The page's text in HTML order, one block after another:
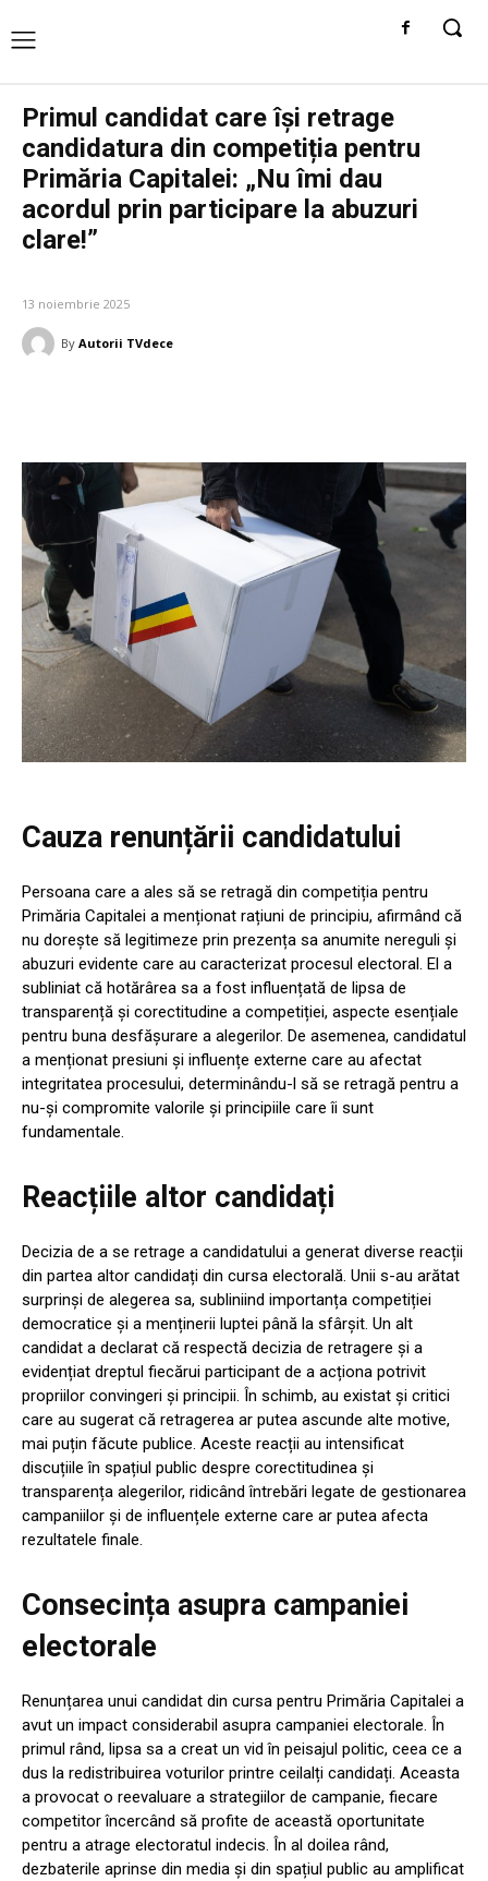
Primul candidat care își retrage
candidatura din competiția pentru
Primăria Capitalei: „Nu îmi dau
acordul prin participare la abuzuri
clare!”
13 noiembrie 2025
By Autorii TVdece
Cauza renunțării candidatului
Persoana care a ales să se retragă din competiția pentru
Primăria Capitalei a menționat rațiuni de principiu, afirmând că
nu dorește să legitimeze prin prezența sa anumite nereguli și
abuzuri evidente care au caracterizat procesul electoral. El a
subliniat că hotărârea sa a fost influențată de lipsa de
transparență și corectitudine a competiției, aspecte esențiale
pentru buna desfășurare a alegerilor. De asemenea, candidatul
a menționat presiuni și influențe externe care au afectat
integritatea procesului, determinându-l să se retragă pentru a
nu-și compromite valorile și principiile care îi sunt
fundamentale.
Reacțiile altor candidați
Decizia de a se retrage a candidatului a generat diverse reacții
din partea altor candidați din cursa electorală. Unii s-au arătat
surprinși de alegerea sa, subliniind importanța competiției
democratice și a menținerii luptei până la sfârșit. Un alt
candidat a declarat că respectă decizia de retragere și a
evidențiat dreptul fiecărui participant de a acționa potrivit
propriilor convingeri și principii. În schimb, au existat și critici
care au sugerat că retragerea ar putea ascunde alte motive,
mai puțin făcute publice. Aceste reacții au intensificat
discuțiile în spațiul public despre corectitudinea și
transparența alegerilor, ridicând întrebări legate de gestionarea
campaniilor și de influențele externe care ar putea afecta
rezultatele finale.
Consecința asupra campaniei
electorale
Renunțarea unui candidat din cursa pentru Primăria Capitalei a
avut un impact considerabil asupra campaniei electorale. În
primul rând, lipsa sa a creat un vid în peisajul politic, ceea ce a
dus la redistribuirea voturilor printre ceilalți candidați. Aceasta
a provocat o reevaluare a strategiilor de campanie, fiecare
competitor încercând să profite de această oportunitate
pentru a atrage electoratul indecis. În al doilea rând,
dezbaterile aprinse din media și din spațiul public au amplificat